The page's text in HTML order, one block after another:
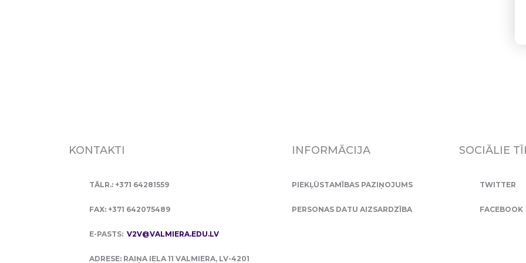
KONTAKTI
TĀLR.: +371 64281559
FAX: +371 642075489
E-PASTS: V2V@VALMIERA.EDU.LV
ADRESE: RAIŅA IELA 11 VALMIERA, LV-4201
INFORMĀCIJA
PIEKĻŪSTAMĪBAS PAZIŅOJUMS
PERSONAS DATU AIZSARDZĪBA
SOCIĀLIE
TWITTER
FACEBOOK